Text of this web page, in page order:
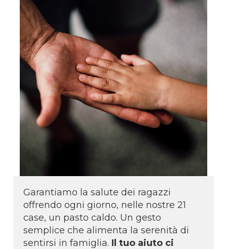
Garantiamo la salute dei ragazzi
offrendo ogni giorno, nelle nostre 21
case, un pasto caldo. Un gesto
semplice che alimenta la serenità di
sentirsi in famiglia. Il tuo aiuto ci